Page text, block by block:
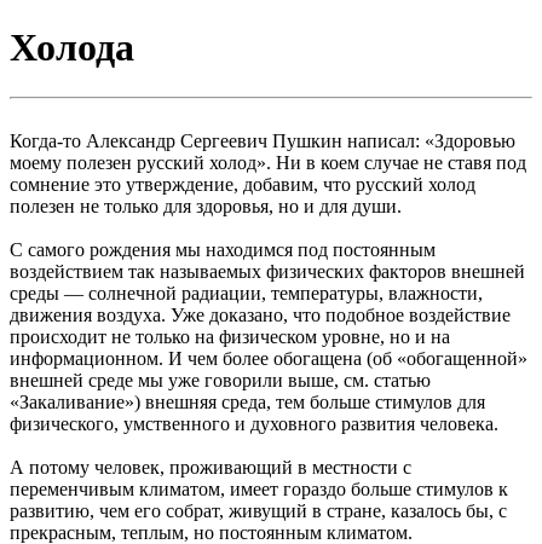
Холода
Когда-то Александр Сергеевич Пушкин написал: «Здоровью
моему полезен русский холод». Ни в коем случае не ставя под
сомнение это утверждение, добавим, что русский холод
полезен не только для здоровья, но и для души.
С самого рождения мы находимся под постоянным
воздействием так называемых физических факторов внешней
среды — солнечной радиации, температуры, влажности,
движения воздуха. Уже доказано, что подобное воздействие
происходит не только на физическом уровне, но и на
информационном. И чем более обогащена (об «обогащенной»
внешней среде мы уже говорили выше, см. статью
«Закаливание») внешняя среда, тем больше стимулов для
физического, умственного и духовного развития человека.
А потому человек, проживающий в местности с
переменчивым климатом, имеет гораздо больше стимулов к
развитию, чем его собрат, живущий в стране, казалось бы, с
прекрасным, теплым, но постоянным климатом.